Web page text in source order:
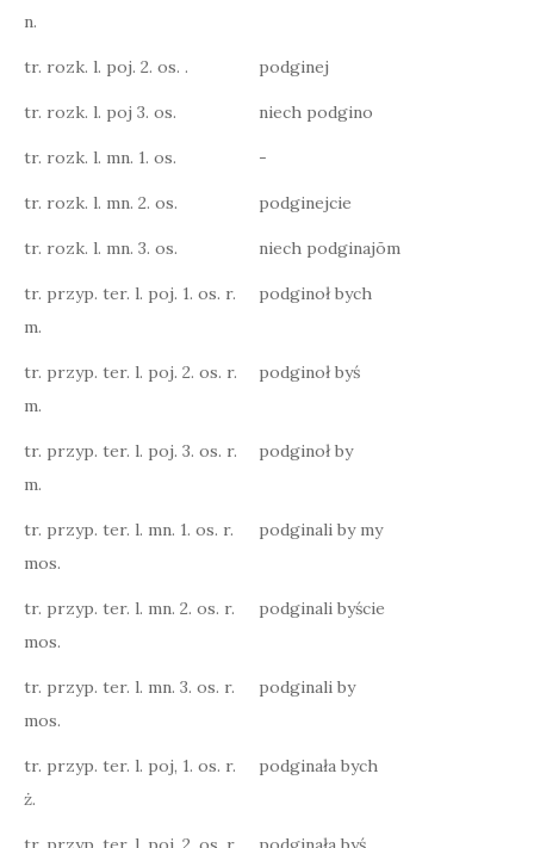
n.
tr. rozk. l. poj. 2. os. . podginej
tr. rozk. l. poj 3. os. niech podgino
tr. rozk. l. mn. 1. os. -
tr. rozk. l. mn. 2. os. podginejcie
tr. rozk. l. mn. 3. os. niech podginajōm
tr. przyp. ter. l. poj. 1. os. r.
m.
podginoł bych
tr. przyp. ter. l. poj. 2. os. r.
m.
podginoł byś
tr. przyp. ter. l. poj. 3. os. r.
m.
podginoł by
tr. przyp. ter. l. mn. 1. os. r.
mos.
podginali by my
tr. przyp. ter. l. mn. 2. os. r.
mos.
podginali byście
tr. przyp. ter. l. mn. 3. os. r.
mos.
podginali by
tr. przyp. ter. l. poj, 1. os. r.
ż.
podginała bych